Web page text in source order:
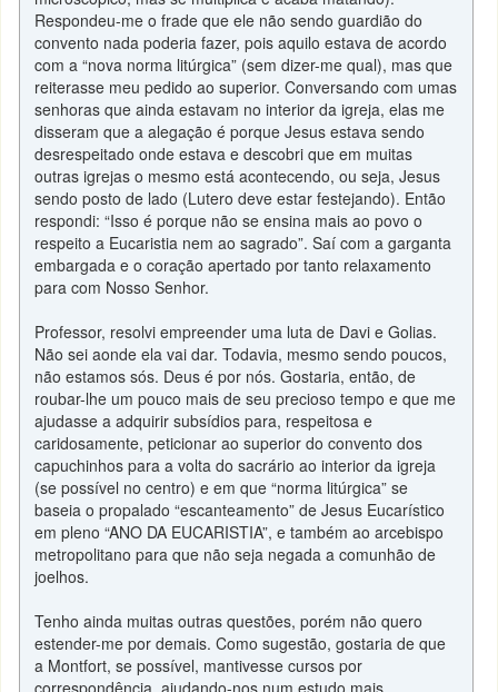
Respondeu-me o frade que ele não sendo guardião do
convento nada poderia fazer, pois aquilo estava de acordo
com a “nova norma litúrgica” (sem dizer-me qual), mas que
reiterasse meu pedido ao superior. Conversando com umas
senhoras que ainda estavam no interior da igreja, elas me
disseram que a alegação é porque Jesus estava sendo
desrespeitado onde estava e descobri que em muitas
outras igrejas o mesmo está acontecendo, ou seja, Jesus
sendo posto de lado (Lutero deve estar festejando). Então
respondi: “Isso é porque não se ensina mais ao povo o
respeito a Eucaristia nem ao sagrado”. Saí com a garganta
embargada e o coração apertado por tanto relaxamento
para com Nosso Senhor.
Professor, resolvi empreender uma luta de Davi e Golias.
Não sei aonde ela vai dar. Todavia, mesmo sendo poucos,
não estamos sós. Deus é por nós. Gostaria, então, de
roubar-lhe um pouco mais de seu precioso tempo e que me
ajudasse a adquirir subsídios para, respeitosa e
caridosamente, peticionar ao superior do convento dos
capuchinhos para a volta do sacrário ao interior da igreja
(se possível no centro) e em que “norma litúrgica” se
baseia o propalado “escanteamento” de Jesus Eucarístico
em pleno “ANO DA EUCARISTIA”, e também ao arcebispo
metropolitano para que não seja negada a comunhão de
joelhos.
Tenho ainda muitas outras questões, porém não quero
estender-me por demais. Como sugestão, gostaria de que
a Montfort, se possível, mantivesse cursos por
correspondência, ajudando-nos num estudo mais